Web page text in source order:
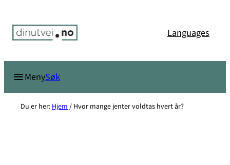
innhold
Languages
MenySøk
Du er her: Hjem / Hvor mange jenter voldtas hvert år?